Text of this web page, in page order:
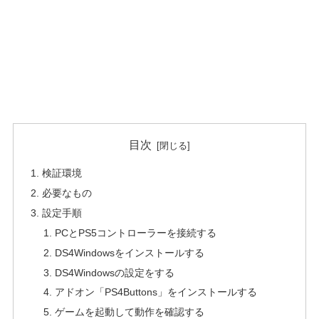
目次
検証環境
必要なもの
設定手順
PCとPS5コントローラーを接続する
DS4Windowsをインストールする
DS4Windowsの設定をする
アドオン「PS4Buttons」をインストールする
ゲームを起動して動作を確認する